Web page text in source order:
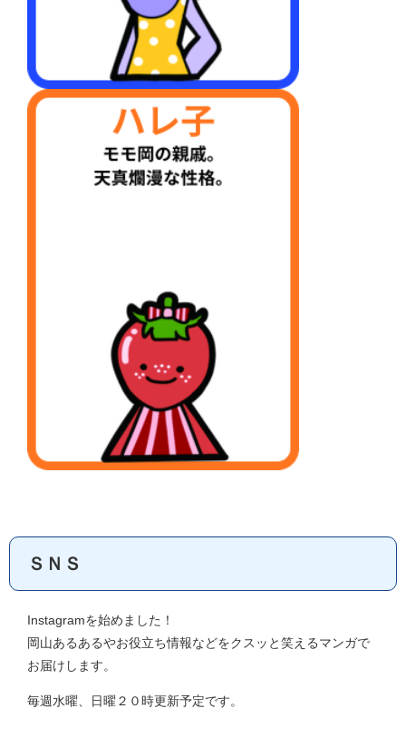
ＳＮＳ
Instagramを始めました！
岡山あるあるやお役立ち情報などをクスッと笑えるマンガで
お届けします。
毎週水曜、日曜２０時更新予定です。